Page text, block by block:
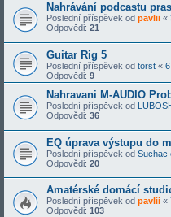
Nahrávání podcastu
Poslední příspěvek od pavlii «
Odpovědi: 21
Guitar Rig 5
Poslední příspěvek od torst «
Odpovědi: 9
Nahravani M-AUDIO
Poslední příspěvek od
Odpovědi: 36
EQ úprava výstupu do
Poslední příspěvek od Suchac
Odpovědi: 20
Amatérské domácí
Poslední příspěvek od pavlii «
Odpovědi: 103